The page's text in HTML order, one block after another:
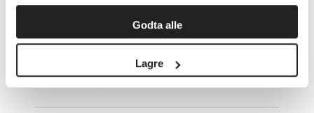
Godta alle
Lagre
drug labeling - FDA
US. Food and Drug Administration (FDA)
Detaljer